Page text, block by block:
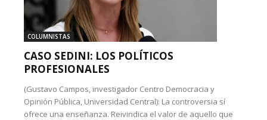
COLUMNISTAS
CASO SEDINI: LOS POLÍTICOS
PROFESIONALES
(Gustavo Campos, investigador Centro Democracia y
Opinión Pública, Universidad Central): La controversia sí
ofrece una enseñanza. Reivindica el valor de aquello que